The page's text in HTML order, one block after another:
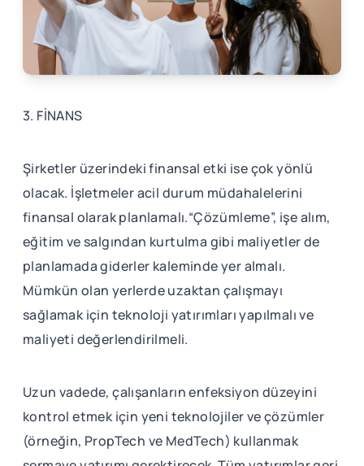
3. FİNANS
Şirketler üzerindeki finansal etki ise çok yönlü
olacak. İşletmeler acil durum müdahalelerini
finansal olarak planlamalı.“Çözümleme”, işe alım,
eğitim ve salgından kurtulma gibi maliyetler de
planlamada giderler kaleminde yer almalı.
Mümkün olan yerlerde uzaktan çalışmayı
sağlamak için teknoloji yatırımları yapılmalı ve
maliyeti değerlendirilmeli.
Uzun vadede, çalışanların enfeksiyon düzeyini
kontrol etmek için yeni teknolojiler ve çözümler
(örneğin, PropTech ve MedTech) kullanmak